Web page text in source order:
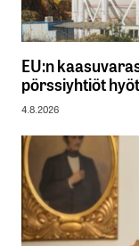
EU:n
pörssiyhtiöt
4.8.2026